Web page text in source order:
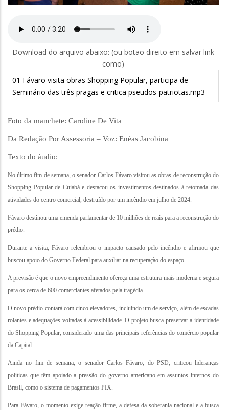
Download do arquivo abaixo: (ou botão direito em salvar link
como)
01 Fávaro visita obras Shopping Popular, participa de
Seminário das três pragas e critica pseudos-patriotas.mp3
Foto da manchete: Caroline De Vita
Da Redação Por Assessoria – Voz: Enéas Jacobina
Texto do áudio:
No último fim de semana, o senador Carlos Fávaro visitou as obras de reconstrução do
Shopping Popular de Cuiabá e destacou os investimentos destinados à retomada das
atividades do centro comercial, destruído por um incêndio em julho de 2024.
Fávaro destinou uma emenda parlamentar de 10 milhões de reais para a reconstrução do
prédio.
Durante a visita, Fávaro relembrou o impacto causado pelo incêndio e afirmou que
buscou apoio do Governo Federal para auxiliar na recuperação do espaço.
A previsão é que o novo empreendimento ofereça uma estrutura mais moderna e segura
para os cerca de 600 comerciantes afetados pela tragédia.
O novo prédio contará com cinco elevadores, incluindo um de serviço, além de escadas
rolantes e adequações voltadas à acessibilidade. O projeto busca preservar a identidade
do Shopping Popular, considerado uma das principais referências do comércio popular
da Capital.
Ainda no fim de semana, o senador Carlos Fávaro, do PSD, criticou lideranças
políticas que têm apoiado a pressão do governo americano em assuntos internos do
Brasil, como o sistema de pagamentos PIX.
Para Fávaro, o momento exige reação firme, a defesa da soberania nacional e a busca